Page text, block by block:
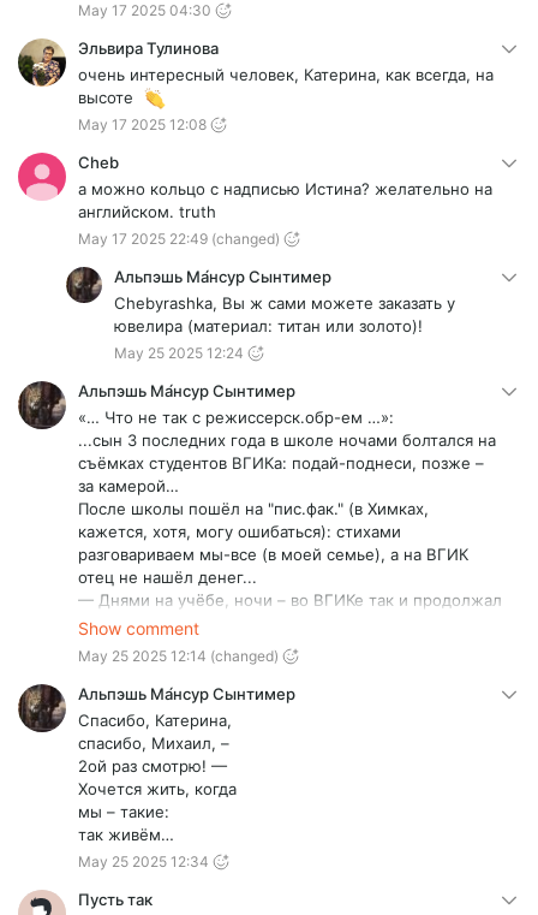
May 17 2025 04:30
Эльвира Тулинова
очень интересный человек, Катерина, как всегда, на
высоте
May 17 2025 12:08
Cheb
а можно кольцо с надписью Истина? желательно на
английском. truth
May 17 2025 22:49 (changed)
Альпэшь Ма́нсур Сынтимер
Chebyrashka, Вы ж сами можете заказать у
ювелира (материал: титан или золото)!
May 25 2025 12:24
Альпэшь Ма́нсур Сынтимер
«… Что не так с режиссерск.обр-ем …»:
...сын 3 последних года в школе ночами болтался на
съёмках студентов ВГИКа: подай-поднеси, позже –
за камерой…
После школы пошёл на "пис.фак." (в Химках,
кажется, хотя, могу ошибаться): стихами
разговариваем мы-все (в моей семье), а на ВГИК
отец не нашёл денег...
— Днями на учёбе, ночи – во ВГИКе так и продолжал
работать…
— Да, уже работал, попутно, нарабатывая
мастерство фото-художника (ну, и – деньги),
устроившись работать в фото-студии.
— В кон. IIIго курса такой жизни загремел в
реанимацию с остановкой сердца.
Тут отец:
„Чёрт – с тобой! иди на операторский.” - …сын к тому
времени заматерел и поступил в… ГИТР, что «… во
ВГИКе крепостное право никто и не отменял …» -
погиб 22 сент. 2022 г. – в… 20 км от границы, уже на
территории Казаkстана...
Понятно, что мы-все – талантливые: он, до кучи, был
Show comment
May 25 2025 12:14 (changed)
Альпэшь Ма́нсур Сынтимер
Спасибо, Катерина,
спасибо, Михаил, –
2ой раз смотрю! —
Хочется жить, когда
мы – такие:
так живём…
May 25 2025 12:34
Пусть так